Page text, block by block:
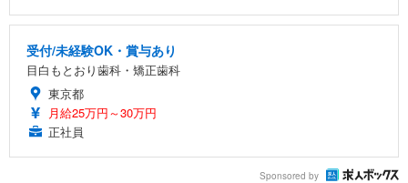
受付/未経験OK・賞与あり
目白もとおり歯科・矯正歯科
東京都
月給25万円～30万円
正社員
Sponsored by